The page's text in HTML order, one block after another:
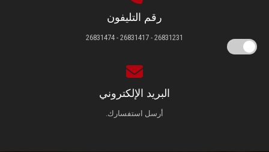
رقم التليفون
26831231 - 26831417 - 26831474
البريد الإلكتروني
أرسل استفسارك.